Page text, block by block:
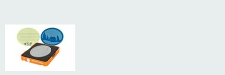
Aanbiedingen
Andere
Verzend - en verpakkingsk
Mijn account